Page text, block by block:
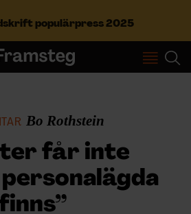
populärpress 2025
Logga in
Bo Rothstein
får inte